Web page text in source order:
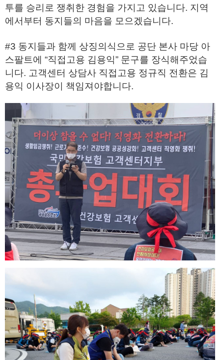
투를 승리로 쟁취한 경험을 가지고 있습니다. 지역
에서부터 동지들의 마음을 모으겠습니다.
#3 동지들과 함께 상징의식으로 공단 본사 마당 아
스팔트에 “직접고용 김용익” 문구를 장식해주었습
니다. 고객센터 상담사 직접고용 정규직 전환은 김
용익 이사장이 책임져야합니다.